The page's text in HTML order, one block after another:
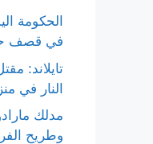
الحكومة
في قصف
النار في
مدلك
وطريح